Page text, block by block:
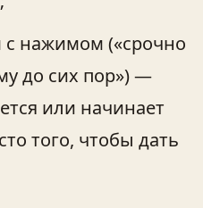
с нажимом («срочно
до сих пор») —
или начинает
того, чтобы дать